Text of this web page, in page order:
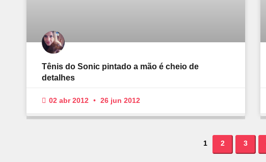
Tênis do Sonic pintado a mão é cheio de
detalhes
02 abr 2012 26 jun 2012
1 2 3